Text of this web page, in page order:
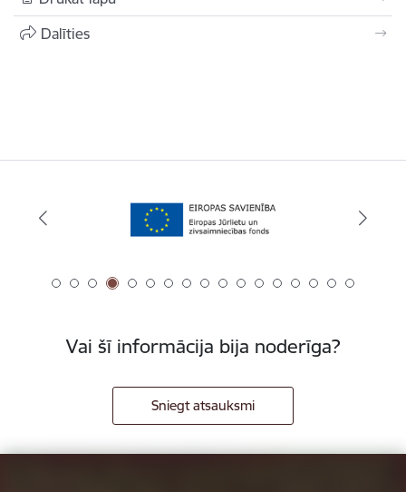
Dalīties
Vai šī informācija bija noderīga?
Sniegt atsauksmi